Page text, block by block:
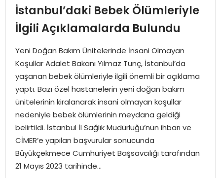
İDEAL YAŞAM
İDEAL SPOR
YAŞAM
MAGAZIN
SAĞLIK
SOSYAL HABER
İstanbul’daki Bebek Ölümleriyle
İlgili Açıklamalarda Bulundu
Yeni Doğan Bakım Ünitelerinde İnsani Olmayan
Koşullar Adalet Bakanı Yılmaz Tunç, İstanbul’da
yaşanan bebek ölümleriyle ilgili önemli bir açıklama
yaptı. Bazı özel hastanelerin yeni doğan bakım
ünitelerinin kiralanarak insani olmayan koşullar
nedeniyle bebek ölümlerinin meydana geldiği
belirtildi. İstanbul İl Sağlık Müdürlüğü’nün ihbarı ve
CİMER’e yapılan başvurular sonucunda
Büyükçekmece Cumhuriyet Başsavcılığı tarafından
21 Mayıs 2023 tarihinde…